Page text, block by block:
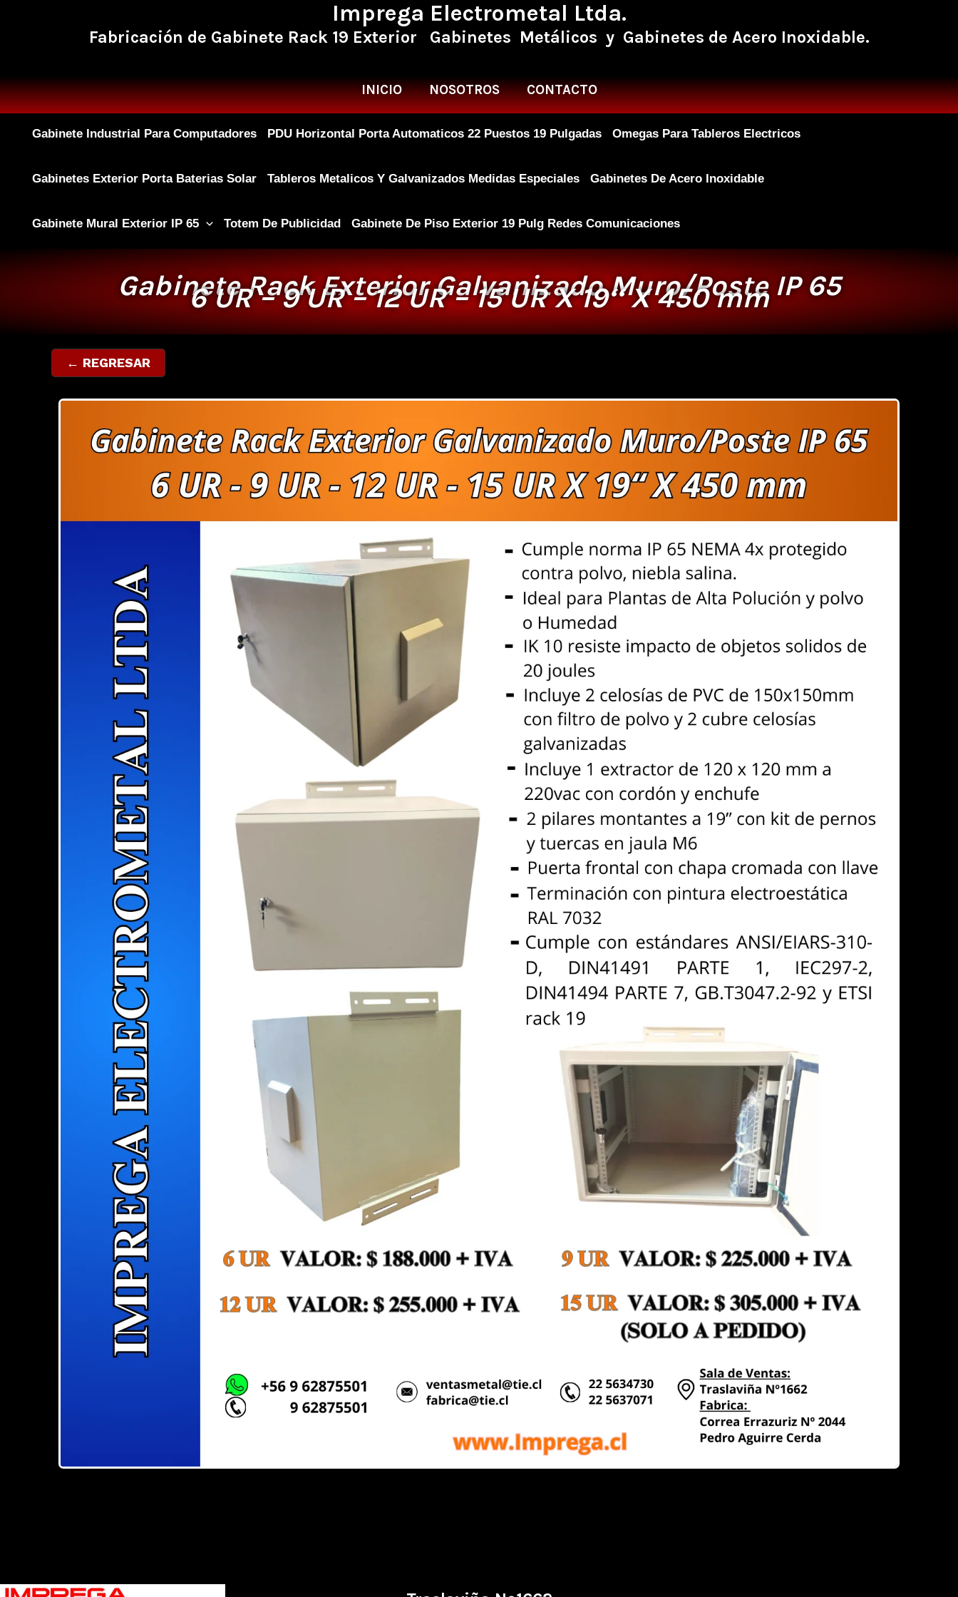
Imprega Electrometal Ltda.
Fabricación de Gabinete Rack 19 Exterior Gabinetes Metálicos y Gabinetes de Acero Inoxidable.
INICIO NOSOTROS CONTACTO
Gabinete Industrial Para Computadores PDU Horizontal Porta Automaticos 22 Puestos 19 Pulgadas Omegas Para Tableros Electricos
Gabinetes Exterior Porta Baterias Solar Tableros Metalicos Y Galvanizados Medidas Especiales Gabinetes De Acero Inoxidable
Gabinete Mural Exterior IP 65 Totem De Publicidad Gabinete De Piso Exterior 19 Pulg Redes Comunicaciones
Gabinete Rack Exterior Galvanizado Muro/Poste IP 65
6 UR – 9 UR – 12 UR – 15 UR X 19‘‘ X 450 mm
← REGRESAR